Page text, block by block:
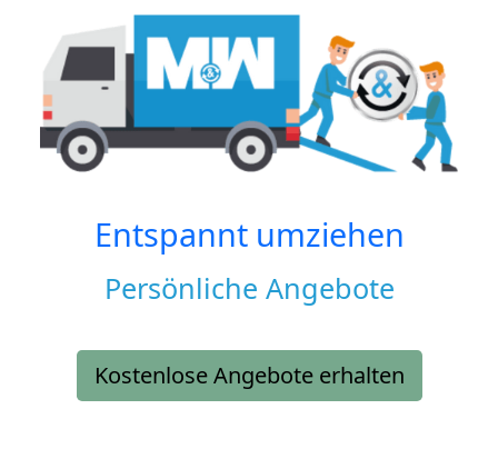
Entspannt umziehen
Persönliche Angebote
Kostenlose Angebote erhalten